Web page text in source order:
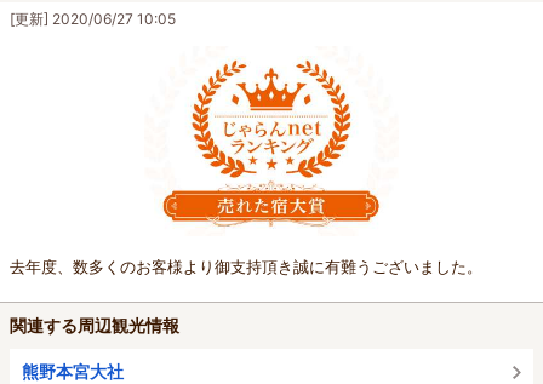
[更新] 2020/06/27 10:05
去年度、数多くのお客様より御支持頂き誠に有難うございました。
関連する周辺観光情報
熊野本宮大社